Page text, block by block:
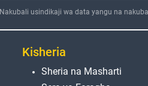
Nakubali usindikaji wa data yangu na
Kisheria
Sheria na Masharti